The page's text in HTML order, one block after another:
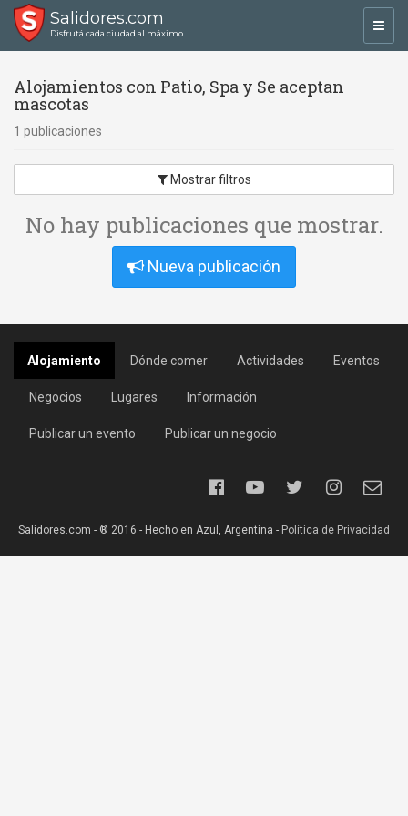
Salidores.com
Disfrutá cada ciudad al máximo
Alojamientos con Patio, Spa y Se aceptan
mascotas
1 publicaciones
Mostrar filtros
No hay publicaciones que mostrar.
Nueva publicación
Alojamiento Dónde comer Actividades Eventos
Negocios Lugares Información
Publicar un evento Publicar un negocio
Salidores.com - ® 2016 - Hecho en Azul, Argentina - Política de Privacidad